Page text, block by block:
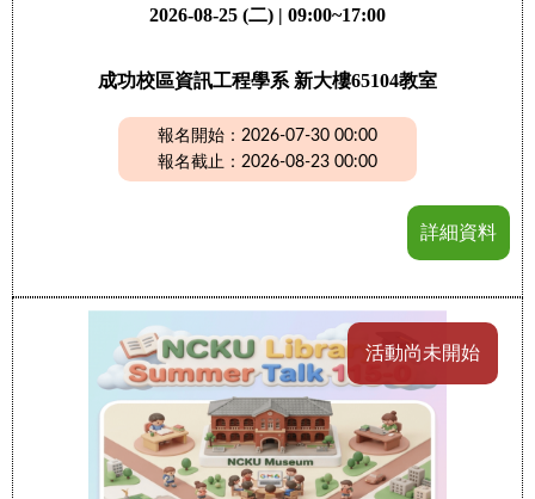
2026-08-25 (二) | 09:00~17:00
成功校區資訊工程學系 新大樓65104教室
報名開始：2026-07-30 00:00
報名截止：2026-08-23 00:00
詳細資料
活動尚未開始